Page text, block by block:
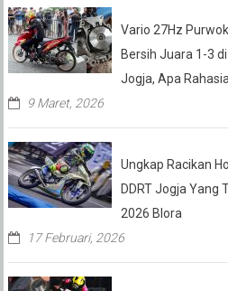
Vario 27Hz
Bersih Juara 1-3
Jogja, Apa
9 Maret, 2026
Ungkap Racikan
DDRT Jogja Yang
2026 Blora
17 Februari, 2026